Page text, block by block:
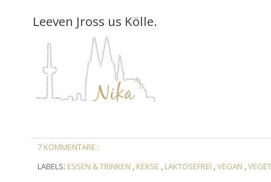
Leeven Jross us Kölle.
7 KOMMENTARE :
LABELS: ESSEN & TRINKEN , KEKSE , LAKTOSEFREI ,VEGAN ,